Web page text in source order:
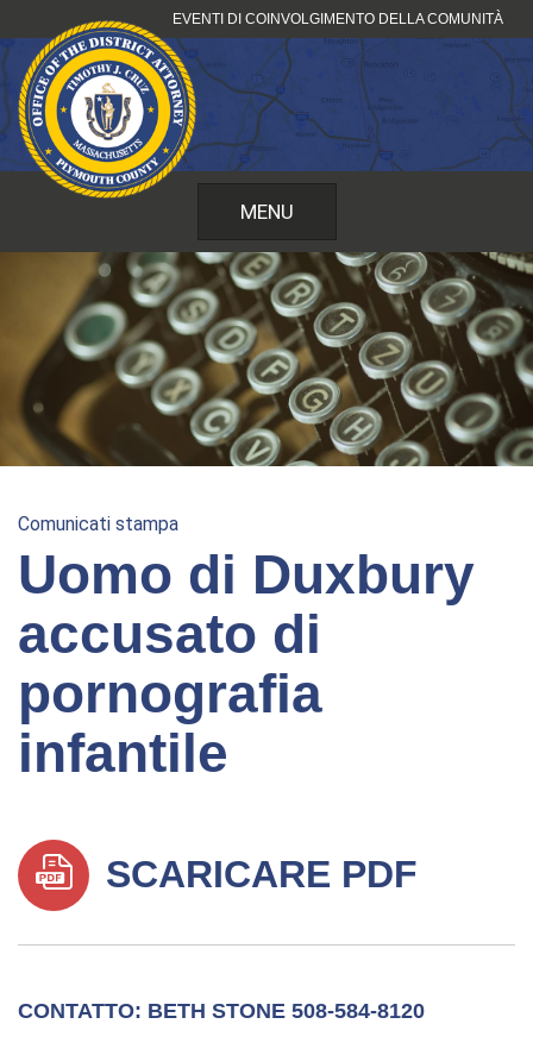
al
contenuto
EVENTI DI COINVOLGIMENTO DELLA COMUNITÀ
MENU
Comunicati stampa
Uomo di Duxbury
accusato di
pornografia
infantile
SCARICARE PDF
CONTATTO: BETH STONE 508-584-8120